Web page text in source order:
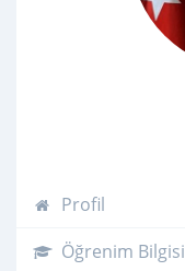
Profil
Öğrenim Bilgisi